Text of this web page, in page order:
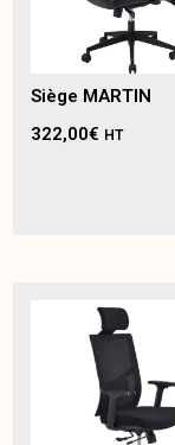
Siège MARTIN
322,00€ HT